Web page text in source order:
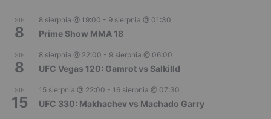
SIE
8
8 sierpnia @ 19:00 - 9 sierpnia @ 01:30
Prime Show MMA 18
SIE
8
8 sierpnia @ 22:00 - 9 sierpnia @ 06:00
UFC Vegas 120: Gamrot vs Salkilld
SIE
15
15 sierpnia @ 22:00 - 16 sierpnia @ 07:30
UFC 330: Makhachev vs Machado Garry